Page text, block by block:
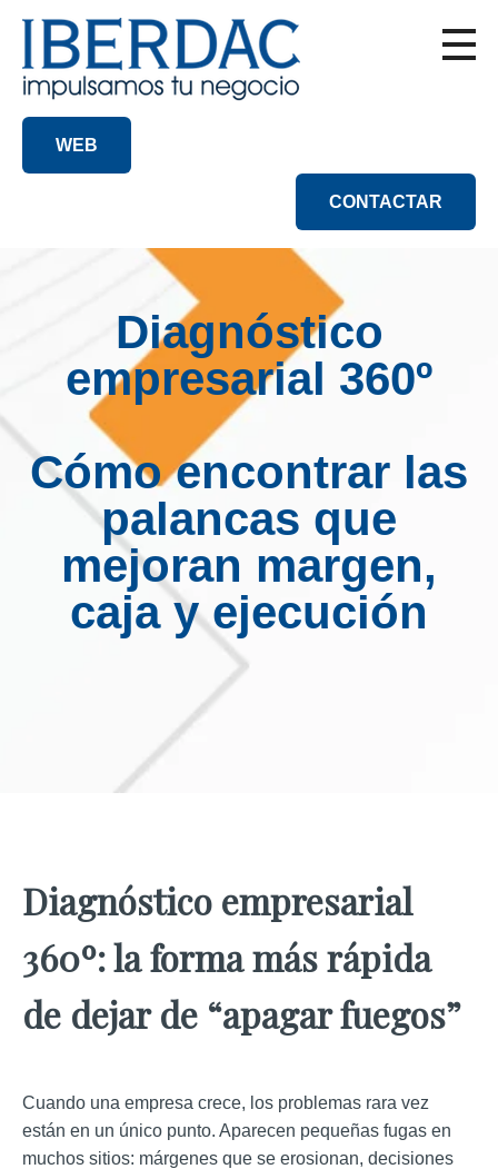
WEB
CONTACTAR
Diagnóstico
empresarial 360º
Cómo encontrar las
palancas que
mejoran margen,
caja y ejecución
Diagnóstico empresarial
360º: la forma más rápida
de dejar de “apagar fuegos”
Cuando una empresa crece, los problemas rara vez
están en un único punto. Aparecen pequeñas fugas en
muchos sitios: márgenes que se erosionan, decisiones